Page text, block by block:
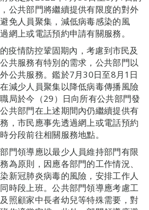
公共部門將繼續提供有限度的對外
免人員聚集，減低病毒感染的風
網上或電話預約申請有關服務。
疫情防控鞏固期內，考慮到市民及
共服務有特別的需求，公共部門以
公共服務。鑑於7月30日至8月1日
減少人員聚集以降低病毒傳播風險
局於今（29）日向所有公共部門發
共部門在上述期間內仍繼續提供有
，市民應事先透過網上或電話預約
分段前往相關服務地點。
門領導應以最少人員維持部門有限
為原則，因應各部門的工作情況、
新冠肺炎病毒的風險，安排工作人
時段上班。公共部門領導應考慮工
照顧家中長者幼兒等特殊需要，對